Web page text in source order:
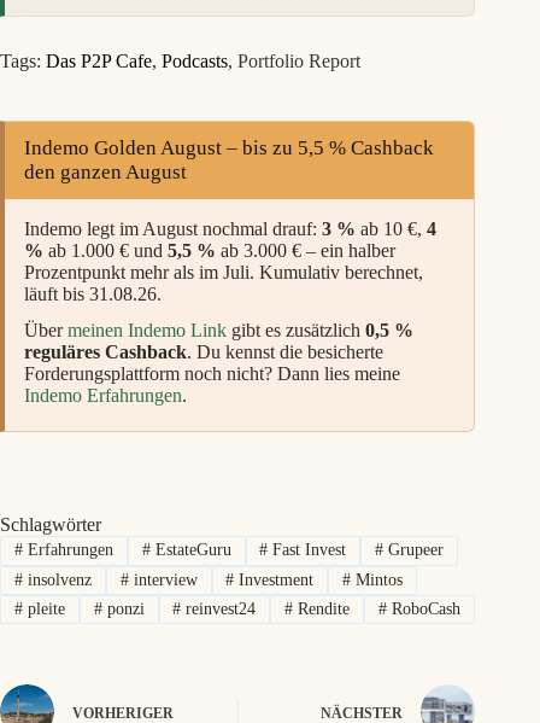
Tags: Das P2P Cafe, Podcasts, Portfolio Report
Indemo Golden August – bis zu 5,5 % Cashback
den ganzen August
Indemo legt im August nochmal drauf: 3 % ab 10 €, 4
% ab 1.000 € und 5,5 % ab 3.000 € – ein halber
Prozentpunkt mehr als im Juli. Kumulativ berechnet,
läuft bis 31.08.26.
Übermeinen Indemo Link gibt es zusätzlich 0,5 %
reguläres Cashback. Du kennst die besicherte
Forderungsplattform noch nicht? Dann lies meine
Indemo Erfahrungen.
Schlagwörter
#Erfahrungen #EstateGuru # Fast Invest # Grupeer
#insolvenz #interview # Investment # Mintos
#pleite #ponzi # reinvest24 # Rendite # RoboCash
VORHERIGER NÄCHSTER